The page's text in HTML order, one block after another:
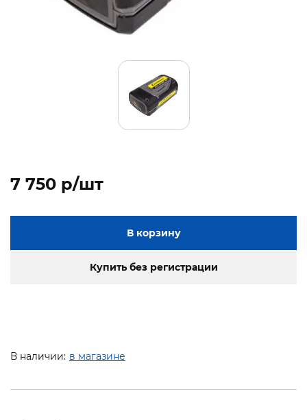
7 750 p/шт
В корзину
Купить без регистрации
В наличии: в магазине